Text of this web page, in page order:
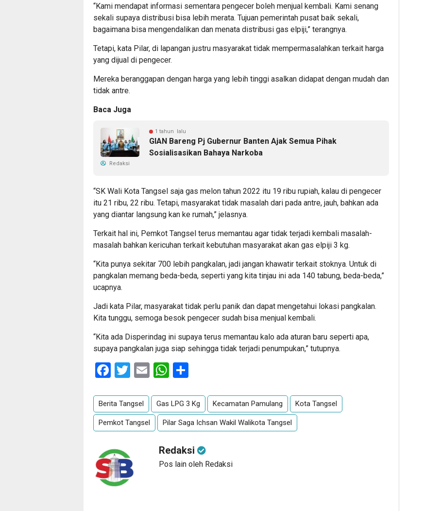
“Kami mendapat informasi sementara pengecer boleh menjual kembali. Kami senang
sekali supaya distribusi bisa lebih merata. Tujuan pemerintah pusat baik sekali,
bagaimana bisa mengendalikan dan menata distribusi gas elpiji,” terangnya.
Tetapi, kata Pilar, di lapangan justru masyarakat tidak mempermasalahkan terkait harga
yang dijual di pengecer.
Mereka beranggapan dengan harga yang lebih tinggi asalkan didapat dengan mudah dan
tidak antre.
Baca Juga
1 tahun lalu
GIAN Bareng Pj Gubernur Banten Ajak Semua Pihak
Sosialisasikan Bahaya Narkoba
Redaksi
“SK Wali Kota Tangsel saja gas melon tahun 2022 itu 19 ribu rupiah, kalau di pengecer
itu 21 ribu, 22 ribu. Tetapi, masyarakat tidak masalah dari pada antre, jauh, bahkan ada
yang diantar langsung kan ke rumah,” jelasnya.
Terkait hal ini, Pemkot Tangsel terus memantau agar tidak terjadi kembali masalah-
masalah bahkan kericuhan terkait kebutuhan masyarakat akan gas elpiji 3 kg.
“Kita punya sekitar 700 lebih pangkalan, jadi jangan khawatir terkait stoknya. Untuk di
pangkalan memang beda-beda, seperti yang kita tinjau ini ada 140 tabung, beda-beda,”
ucapnya.
Jadi kata Pilar, masyarakat tidak perlu panik dan dapat mengetahui lokasi pangkalan.
Kita tunggu, semoga besok pengecer sudah bisa menjual kembali.
“Kita ada Disperindag ini supaya terus memantau kalo ada aturan baru seperti apa,
supaya pangkalan juga siap sehingga tidak terjadi penumpukan,” tutupnya.
Facebook
Twitter
EmailWhatsApp
Berita Tangsel Gas LPG 3 Kg Kecamatan Pamulang Kota Tangsel
Pemkot Tangsel Pilar Saga Ichsan Wakil Walikota Tangsel
Redaksi
Pos lain oleh Redaksi